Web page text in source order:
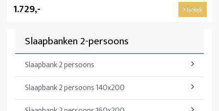
1.729,- Bekijk
Slaapbanken 2-persoons
Slaapbank 2 persoons
Slaapbank 2 persoons 140x200